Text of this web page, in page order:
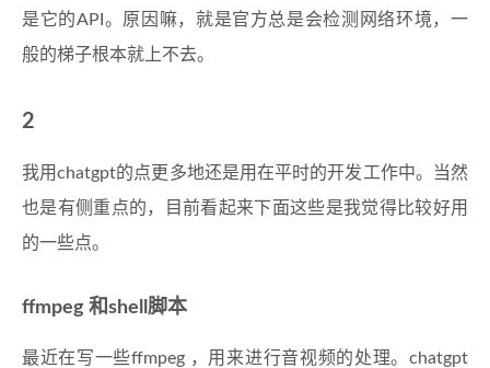
是它的API。原因嘛，就是官方总是会检测网络环境，一
般的梯子根本就上不去。
2
我用chatgpt的点更多地还是用在平时的开发工作中。当然
也是有侧重点的，目前看起来下面这些是我觉得比较好用
的一些点。
ffmpeg 和shell脚本
最近在写一些ffmpeg ，用来进行音视频的处理。chatgpt